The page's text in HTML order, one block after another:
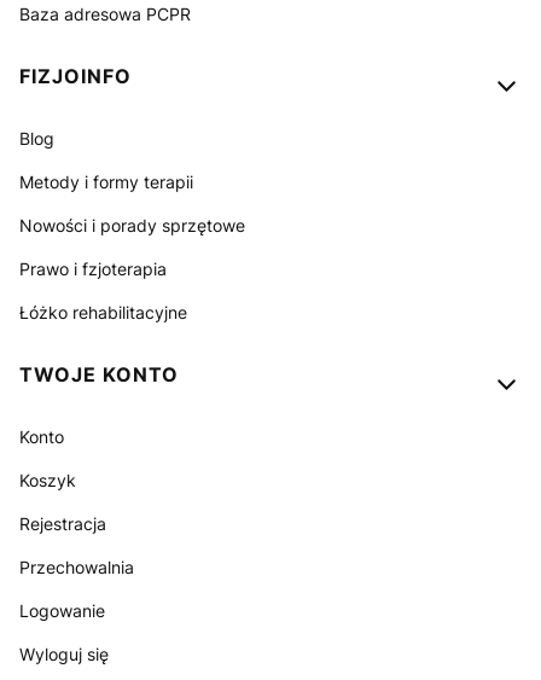
Baza adresowa PCPR
FIZJOINFO
Blog
Metody i formy terapii
Nowości i porady sprzętowe
Prawo i fzjoterapia
Łóżko rehabilitacyjne
TWOJE KONTO
Konto
Koszyk
Rejestracja
Przechowalnia
Logowanie
Wyloguj się